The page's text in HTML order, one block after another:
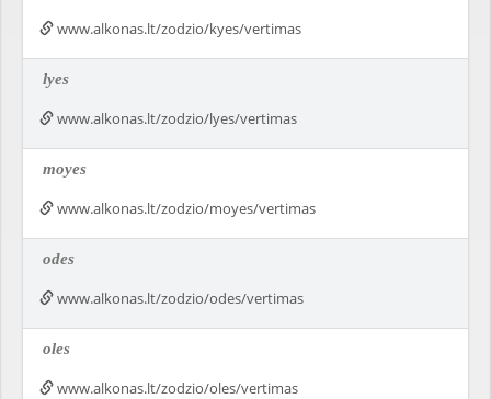
www.alkonas.lt/zodzio/kyes/vertimas
lyes
www.alkonas.lt/zodzio/lyes/vertimas
moyes
www.alkonas.lt/zodzio/moyes/vertimas
odes
www.alkonas.lt/zodzio/odes/vertimas
oles
www.alkonas.lt/zodzio/oles/vertimas